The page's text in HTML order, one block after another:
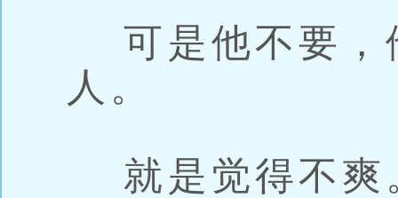
可是他不要，
人。
就是觉得不爽